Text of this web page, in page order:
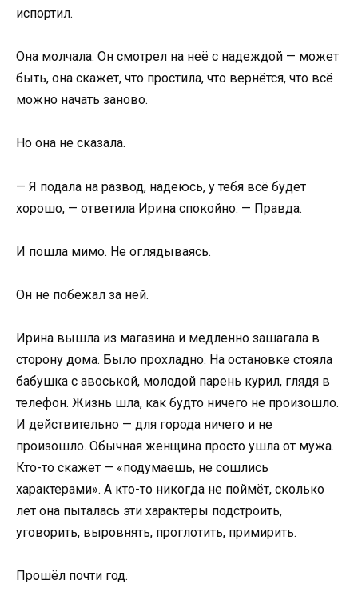
испортил.
Она молчала. Он смотрел на неё с надеждой — может
быть, она скажет, что простила, что вернётся, что всё
можно начать заново.
Но она не сказала.
— Я подала на развод, надеюсь, у тебя всё будет
хорошо, — ответила Ирина спокойно. — Правда.
И пошла мимо. Не оглядываясь.
Он не побежал за ней.
Ирина вышла из магазина и медленно зашагала в
сторону дома. Было прохладно. На остановке стояла
бабушка с авоськой, молодой парень курил, глядя в
телефон. Жизнь шла, как будто ничего не произошло.
И действительно — для города ничего и не
произошло. Обычная женщина просто ушла от мужа.
Кто-то скажет — «подумаешь, не сошлись
характерами». А кто-то никогда не поймёт, сколько
лет она пыталась эти характеры подстроить,
уговорить, выровнять, проглотить, примирить.
Прошёл почти год.